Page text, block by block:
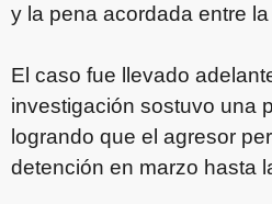
y la pena acordada entre
El caso fue llevado
investigación sostuvo una
logrando que el agresor
detención en marzo hasta